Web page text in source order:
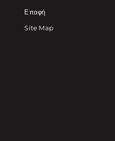
Επαφή
Site Map